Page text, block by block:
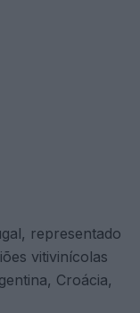
representado
vitivinícolas
Croácia,